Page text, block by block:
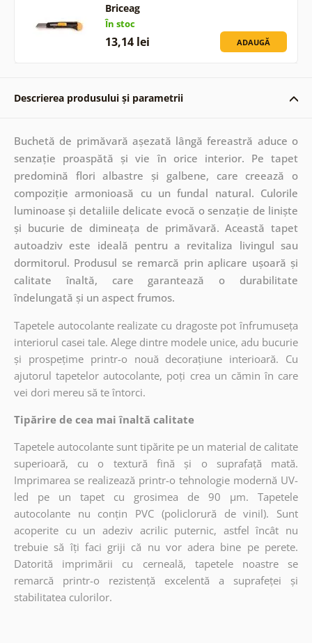
Briceag
În stoc
13,14 lei ADAUGĂ
Descrierea produsului și parametrii
Buchetă de primăvară așezată lângă fereastră aduce o
senzație proaspătă și vie în orice interior. Pe tapet
predomină flori albastre și galbene, care creează o
compoziție armonioasă cu un fundal natural. Culorile
luminoase și detaliile delicate evocă o senzație de liniște
și bucurie de dimineața de primăvară. Această tapet
autoadziv este ideală pentru a revitaliza livingul sau
dormitorul. Produsul se remarcă prin aplicare ușoară și
calitate înaltă, care garantează o durabilitate
îndelungată și un aspect frumos.
Tapetele autocolante realizate cu dragoste pot înfrumuseța
interiorul casei tale. Alege dintre modele unice, adu bucurie
și prospețime printr-o nouă decorațiune interioară. Cu
ajutorul tapetelor autocolante, poți crea un cămin în care
vei dori mereu să te întorci.
Tipărire de cea mai înaltă calitate
Tapetele autocolante sunt tipărite pe un material de calitate
superioară, cu o textură fină și o suprafață mată.
Imprimarea se realizează printr-o tehnologie modernă UV-
led pe un tapet cu grosimea de 90 µm. Tapetele
autocolante nu conțin PVC (policlorură de vinil). Sunt
acoperite cu un adeziv acrilic puternic, astfel încât nu
trebuie să îți faci griji că nu vor adera bine pe perete.
Datorită imprimării cu cerneală, tapetele noastre se
remarcă printr-o rezistență excelentă a suprafeței și
stabilitatea culorilor.